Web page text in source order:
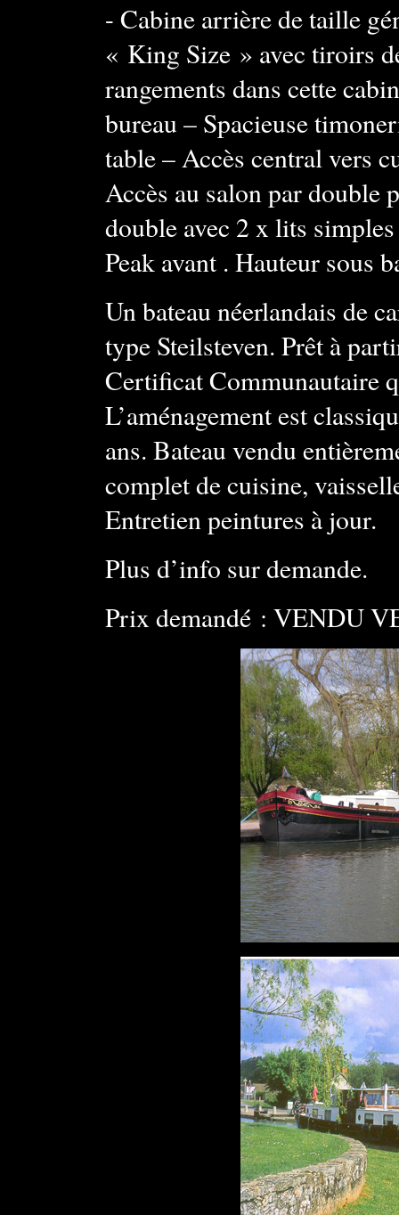
- Cabine arrière de taille
« King Size » avec tiroirs
rangements dans cette
bureau – Spacieuse
table – Accès central vers
Accès au salon par
double avec 2 x lits
Peak avant . Hauteur sous
Un bateau néerlandais de
type Steilsteven. Prêt à
Certificat Communautaire
L’aménagement est
ans. Bateau vendu
complet de cuisine,
Entretien peintures à jour.
Plus d’info sur demande.
Prix demandé : VENDU